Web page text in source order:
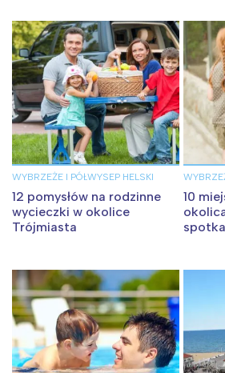
WYBRZEŻE I PÓŁWYSEP HELSKI
12 pomysłów na rodzinne
wycieczki w okolice
Trójmiasta
10